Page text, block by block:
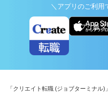
＼アプリのご利用
アプリ版
「クリエイト転職 (ジョブターミナ